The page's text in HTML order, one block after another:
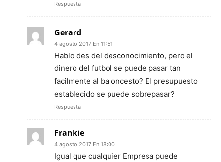
Respuesta
Gerard
4 agosto 2017 En 11:51
Hablo des del desconocimiento, pero el
dinero del futbol se puede pasar tan
facilmente al baloncesto? El presupuesto
establecido se puede sobrepasar?
Respuesta
Frankie
4 agosto 2017 En 18:00
Igual que cualquier Empresa puede